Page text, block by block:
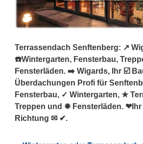
Terrassendach Senftenberg: ↗️
☎️Wintergarten, Fensterbau,
Fensterläden. ➡️ Wigards, Ihr ☑️
Überdachungen Profi für
Fensterbau, ✓ Wintergarten, ★
Treppen und ✹ Fensterläden.
Richtung ✉ ✔.